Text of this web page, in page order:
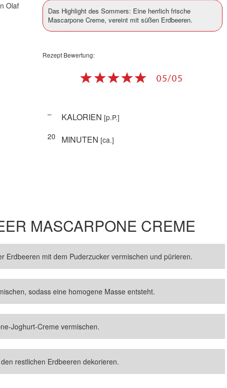
Das Highlight des Sommers: Eine herrlich frische
Mascarpone Creme, vereint mit süßen Erdbeeren.
Rezept Bewertung:
– KALORIEN [p.P.]
20
MINUTEN [ca.]
MASCARPONE CREME
Erdbeeren mit dem Puderzucker vermischen und pürieren.
sodass eine homogene Masse entsteht.
Joghurt-Creme vermischen.
restlichen Erdbeeren dekorieren.